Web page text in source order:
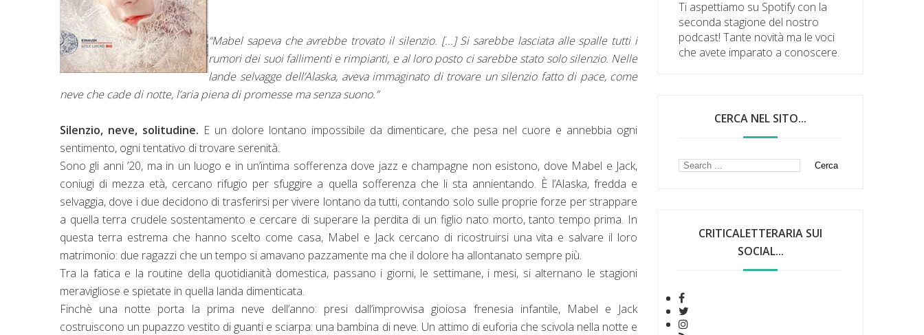
“Mabel sapeva che avrebbe trovato il silenzio. [...] Si sarebbe lasciata alle spalle tutti i
rumori dei suoi fallimenti e rimpianti, e al loro posto ci sarebbe stato solo silenzio. Nelle
lande selvagge dell’Alaska, aveva immaginato di trovare un silenzio fatto di pace, come
neve che cade di notte, l’aria piena di promesse ma senza suono.”
Silenzio, neve, solitudine. E un dolore lontano impossibile da dimenticare, che pesa nel cuore e annebbia ogni
sentimento, ogni tentativo di trovare serenità.
Sono gli anni ’20, ma in un luogo e in un’intima sofferenza dove jazz e champagne non esistono, dove Mabel e Jack,
coniugi di mezza età, cercano rifugio per sfuggire a quella sofferenza che li sta annientando. È l’Alaska, fredda e
selvaggia, dove i due decidono di trasferirsi per vivere lontano da tutti, contando solo sulle proprie forze per strappare
a quella terra crudele sostentamento e cercare di superare la perdita di un figlio nato morto, tanto tempo prima. In
questa terra estrema che hanno scelto come casa, Mabel e Jack cercano di ricostruirsi una vita e salvare il loro
matrimonio: due ragazzi che un tempo si amavano pazzamente ma che il dolore ha allontanato sempre più.
Tra la fatica e la routine della quotidianità domestica, passano i giorni, le settimane, i mesi, si alternano le stagioni
meravigliose e spietate in quella landa dimenticata.
Finchè una notte porta la prima neve dell’anno: presi dall’improvvisa gioiosa frenesia infantile, Mabel e Jack
costruiscono un pupazzo vestito di guanti e sciarpa: una bambina di neve. Un attimo di euforia che scivola nella notte e
Ti aspettiamo su Spotify con la
seconda stagione del nostro
podcast! Tante novità ma le voci
che avete imparato a conoscere.
CERCA NEL SITO...
CRITICALETTERARIA SUI
SOCIAL...